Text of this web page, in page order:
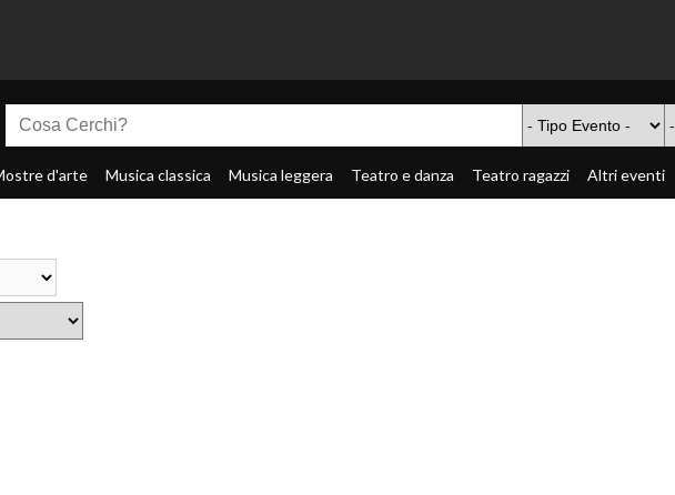
d'arte Musica classica Musica leggera Teatro e danza Teatro ragazzi Altri eventi